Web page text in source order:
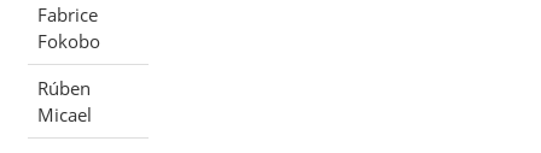
Fabrice
Fokobo
Rúben
Micael